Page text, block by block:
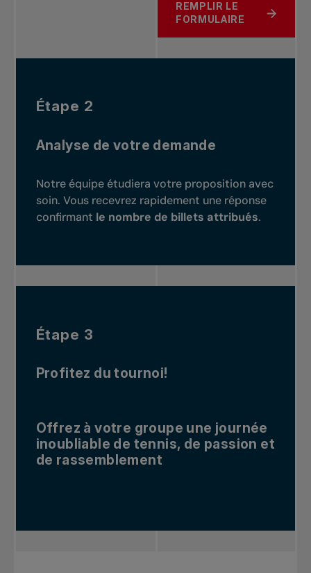
REMPLIR LE
FORMULAIRE
À PROPOS DE ÉTAPE 1
Étape 2
Analyse de votre demande
Notre équipe étudiera votre proposition avec
soin. Vous recevrez rapidement une réponse
confirmant le nombre de billets attribués.
Étape 3
Profitez du tournoi!
Offrez à votre groupe une journée
inoubliable de tennis, de passion et
de rassemblement